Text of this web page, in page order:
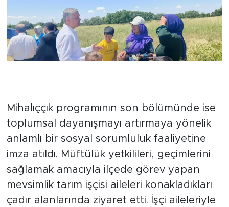
Mihalıççık programının son bölümünde ise
toplumsal dayanışmayı artırmaya yönelik
anlamlı bir sosyal sorumluluk faaliyetine
imza atıldı. Müftülük yetkilileri, geçimlerini
sağlamak amacıyla ilçede görev yapan
mevsimlik tarım işçisi aileleri konakladıkları
çadır alanlarında ziyaret etti. İşçi aileleriyle